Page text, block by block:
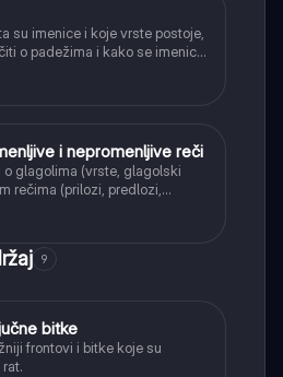
su imenice i koje vrste postoje,
o padežima i kako se imenice
svoju ulogu u rečenici.
i nepromenljive reči
o glagolima (vrste, glagolski
rečima (prilozi, predlozi,
i njihovoj ulozi u rečenici.
9
bitke
frontovi i bitke koje su